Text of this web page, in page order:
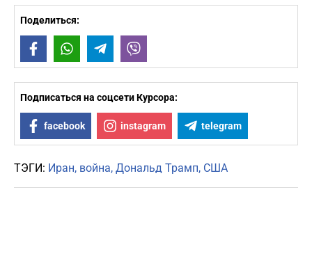
Поделиться:
FacebookWhatsAppTelegram
Подписаться на соцсети Курсора:
facebook instagram telegram
ТЭГИ: Иран война Дональд Трамп США